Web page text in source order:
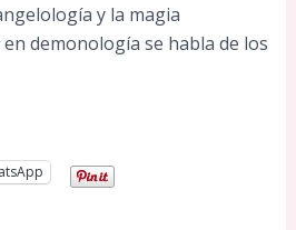
y la magia
demonología se habla de los